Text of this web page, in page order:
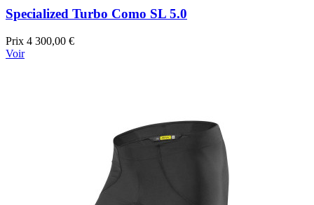
Specialized Turbo Como SL 5.0
Prix 4 300,00 €
Voir